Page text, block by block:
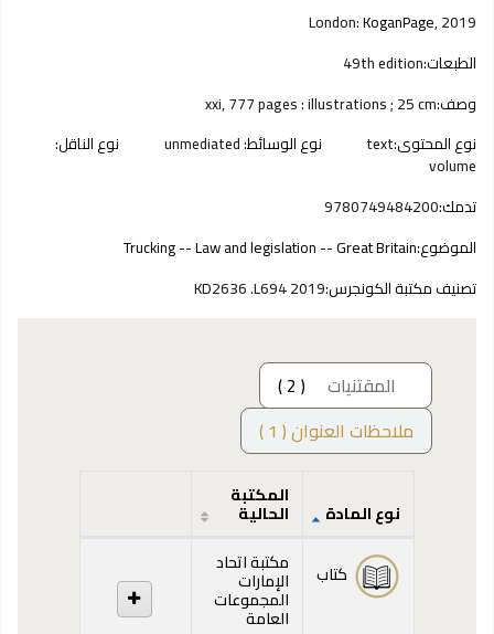
London:KoganPage,2019
الطبعات:49th edition
وصف:xxi, 777 pages : illustrations ; 25 cm
نوع المحتوى:text نوع الوسائط:unmediated نوع الناقل:
volume
تدمك:9780749484200
الموضوع:Trucking -- Law and legislation -- Great Britain
تصنيف مكتبة الكونجرس:KD2636 .L694 2019
المقتنيات
( 2 )
ملاحظات العنوان ( 1 )
المقتنيات
نوع المادة
المكتبة
الحالية
كتاب مكتبة اتحاد
الإمارات
المجموعات
العامة